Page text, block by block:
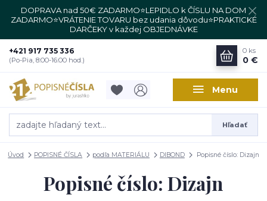
DOPRAVA nad 50€ ZADARMO⭐LEPIDLO k ČÍSLU NA DOM
ZADARMO⭐VRÁTENIE TOVARU bez udania dôvodu⭐PRAKTICKÉ
DARČEKY v každej OBJEDNÁVKE
Menu
Hľadať
+421 917 735 336
(Po-Pia, 8:00-16:00 hod.)
0 ks
0 €
Úvod POPISNÉ ČÍSLA podľa MATERIÁLU DIBOND Popisné číslo: Dizajn
Popisné číslo: Dizajn